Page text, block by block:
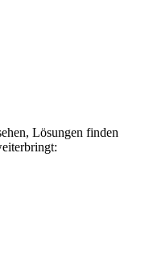
Lösungen finden